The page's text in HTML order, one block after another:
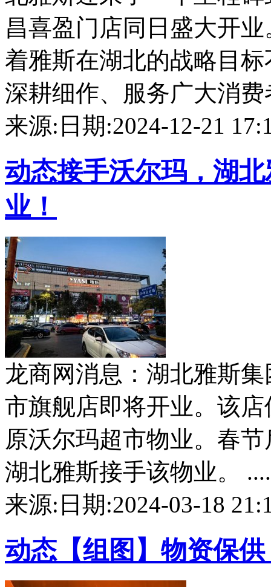
昌喜盈门店同日盛大开
着雅斯在湖北的战略目
深耕细作、服务广大消
来源: 日期:2024-12-21
动态接手沃尔玛，湖
业！
龙商网消息：湖北雅斯
市旗舰店即将开业。该
原沃尔玛超市物业。春
湖北雅斯接手该物业。
来源: 日期:2024-03-18
动态 【组图】物资保